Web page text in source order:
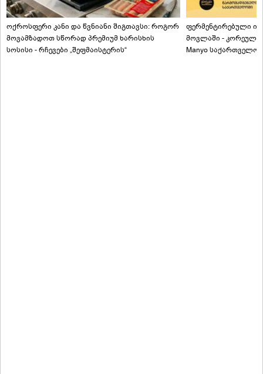
ოქროსფერი კანი და წვნიანი შიგთავსი: როგორ
მოვამზადოთ სწორად პრემიუმ ხარისხის
სოსისი - რჩევები „შეფმაისტერის“
ფერმენტირებული
მოვლაში - კორეული
Manyo